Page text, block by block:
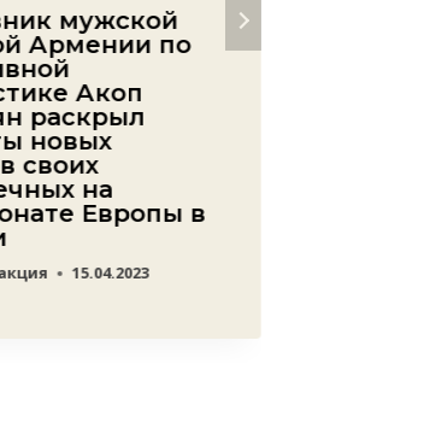
мужской
Армении по
Акоп
раскрыл
новых
своих
на
Европы в
15.04.2023